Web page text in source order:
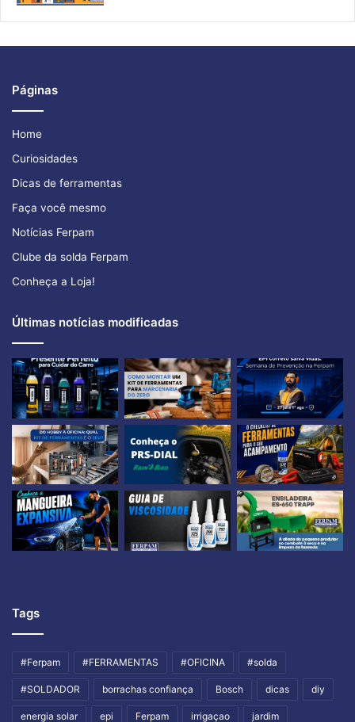
Páginas
Home
Curiosidades
Dicas de ferramentas
Faça você mesmo
Notícias Ferpam
Clube da solda Ferpam
Conheça a Loja!
Últimas notícias modificadas
Tags
#Ferpam #FERRAMENTAS #OFICINA #solda
#SOLDADOR borrachas confiança Bosch dicas diy
energia solar epi Ferpam irrigaçao jardim